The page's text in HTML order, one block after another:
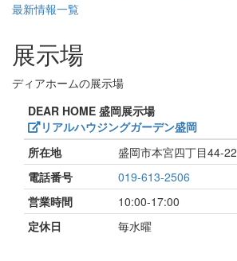
最新情報一覧
展示場
ディアホームの展示場
DEAR HOME 盛岡展示場
リアルハウジングガーデン盛岡
所在地
盛岡市本宮四丁目44-22
電話番号
019-613-2506
営業時間
10:00-17:00
定休日
毎水曜